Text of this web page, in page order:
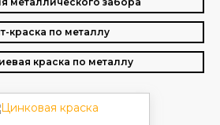
краска по металлу
краска по металлу